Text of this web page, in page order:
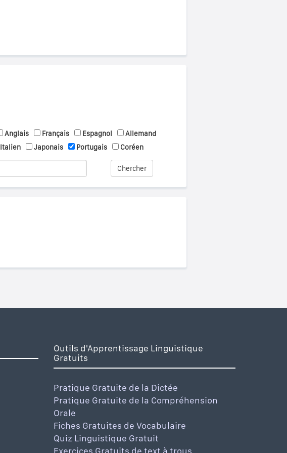
Anglais Français Espagnol
Allemand
Italien Japonais Portugais Coréen
Chercher
Outils d'Apprentissage Linguistique
Gratuits
Pratique Gratuite de la Dictée
Pratique Gratuite de la Compréhension
Orale
Fiches Gratuites de Vocabulaire
Quiz Linguistique Gratuit
Exercices Gratuits de text à trous